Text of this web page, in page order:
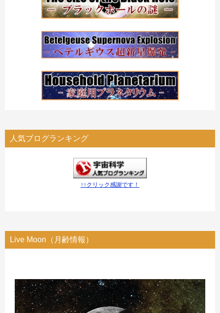
人気ブログランキング
↑↑クリック感謝です！
Live Moon（月齢情報）